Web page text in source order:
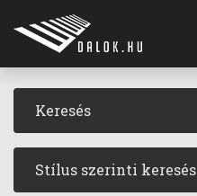
Stílus szerinti keresés